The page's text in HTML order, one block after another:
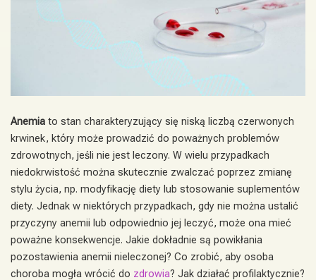
Anemia to stan charakteryzujący się niską liczbą czerwonych
krwinek, który może prowadzić do poważnych problemów
zdrowotnych, jeśli nie jest leczony. W wielu przypadkach
niedokrwistość można skutecznie zwalczać poprzez zmianę
stylu życia, np. modyfikację diety lub stosowanie suplementów
diety. Jednak w niektórych przypadkach, gdy nie można ustalić
przyczyny anemii lub odpowiednio jej leczyć, może ona mieć
poważne konsekwencje. Jakie dokładnie są powikłania
pozostawienia anemii nieleczonej? Co zrobić, aby osoba
choroba mogła wrócić do zdrowia? Jak działać profilaktycznie?